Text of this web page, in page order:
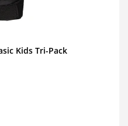
Kids Tri-Pack